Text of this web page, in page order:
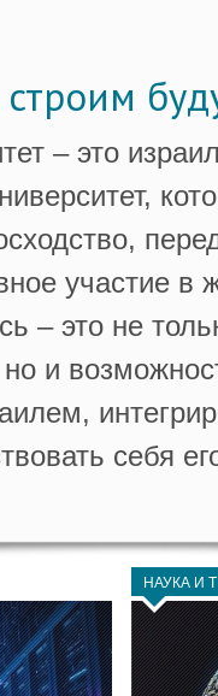
– это
участие в
– это не
и
себя
НАУКА И